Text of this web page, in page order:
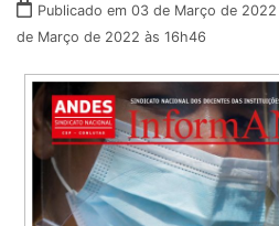
Publicado em 03 de Março de
de Março de 2022 às 16h46